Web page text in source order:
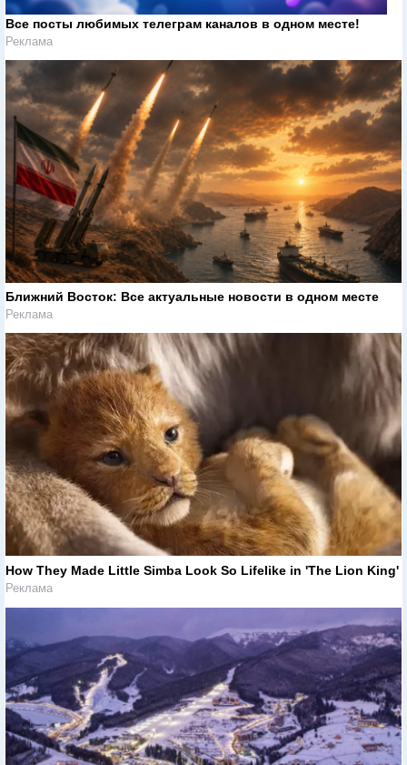
Все посты любимых телеграм каналов в одном месте!
Реклама
Ближний Восток: Все актуальные новости в одном месте
Реклама
How They Made Little Simba Look So Lifelike in 'The Lion King'
Реклама